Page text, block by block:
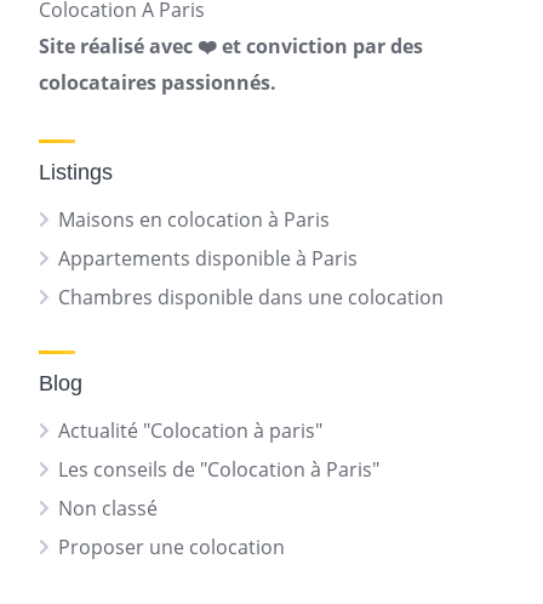
Colocation A Paris
Site réalisé avec ❤️ et conviction par des
colocataires passionnés.
Listings
Maisons en colocation à Paris
Appartements disponible à Paris
Chambres disponible dans une colocation
Blog
Actualité "Colocation à paris"
Les conseils de "Colocation à Paris"
Non classé
Proposer une colocation